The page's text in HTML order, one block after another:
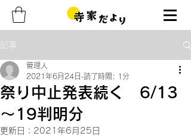
記事
祭り中止発表続く 6/13
～19判明分
管理人
2021年6月24日 読了時間: 1分
更新日： 2021年6月25日